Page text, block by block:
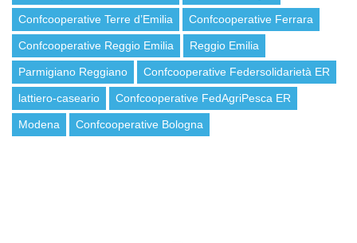
Confcooperative Terre d’Emilia Confcooperative Ferrara
Confcooperative Reggio Emilia Reggio Emilia
Parmigiano Reggiano Confcooperative Federsolidarietà ER
lattiero-caseario Confcooperative FedAgriPesca ER
Modena Confcooperative Bologna